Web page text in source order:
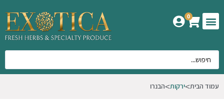
0
עמוד הבית ירקות הבנרו